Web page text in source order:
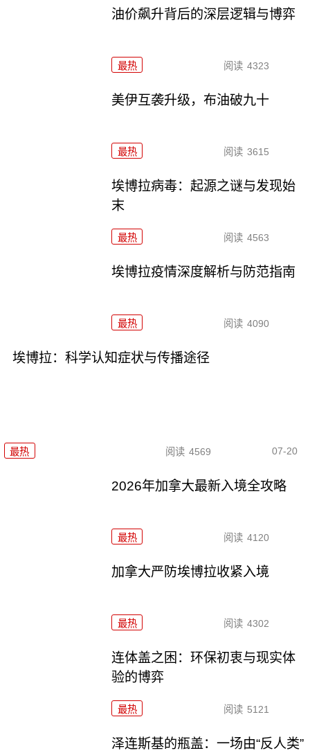
油价飙升背后的深层逻辑与博弈
最热 阅读 4323
美伊互袭升级，布油破九十
最热 阅读 3615
埃博拉病毒：起源之谜与发现始
末
最热 阅读 4563
埃博拉疫情深度解析与防范指南
最热 阅读 4090
埃博拉：科学认知症状与传播途径
最热 阅读 4569 07-20
2026年加拿大最新入境全攻略
最热 阅读 4120
加拿大严防埃博拉收紧入境
最热 阅读 4302
连体盖之困：环保初衷与现实体
验的博弈
最热 阅读 5121
泽连斯基的瓶盖：一场由“反人类”